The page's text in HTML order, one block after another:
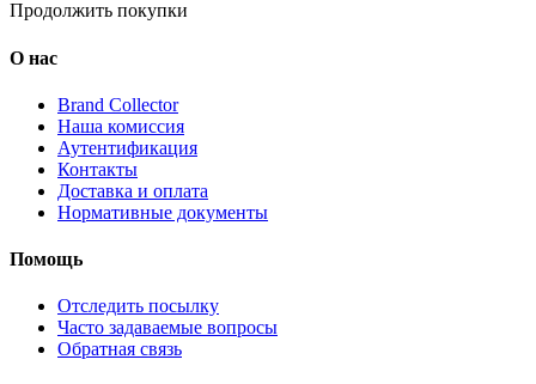
Продолжить покупки
О нас
Brand Collector
Наша комиссия
Аутентификация
Контакты
Доставка и оплата
Нормативные документы
Помощь
Отследить посылку
Часто задаваемые вопросы
Обратная связь